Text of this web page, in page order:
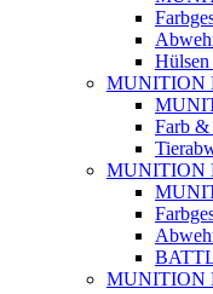
MUNITION
Farb &
MUNITION
MUNITION